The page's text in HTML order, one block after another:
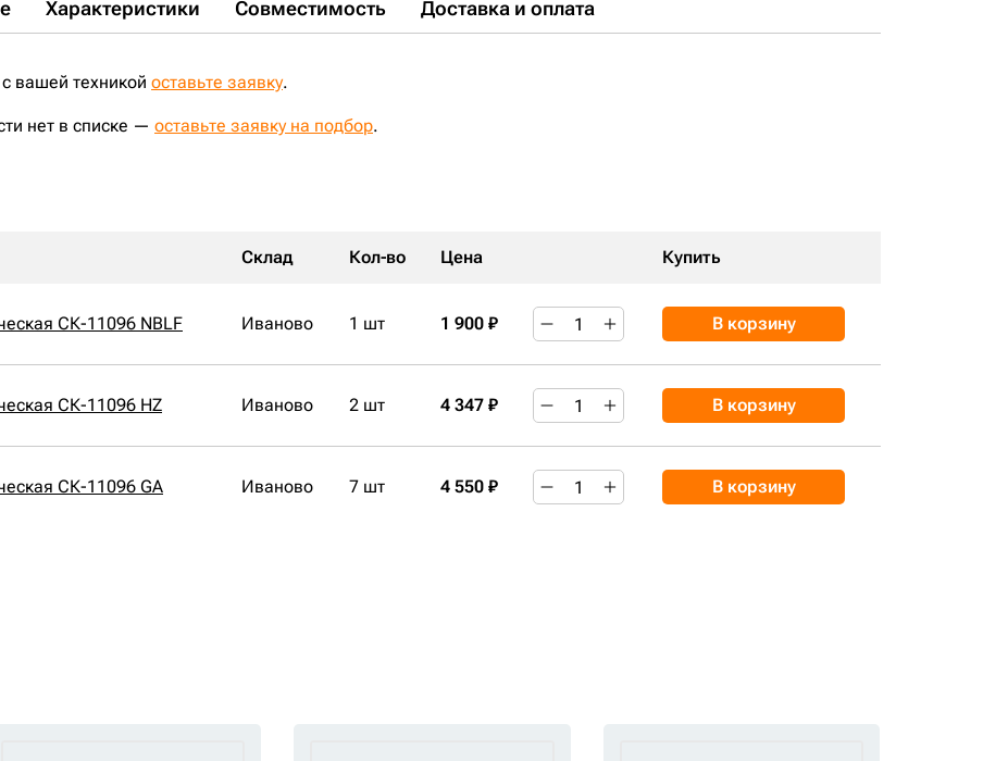
Характеристики Совместимость Доставка и оплата
вашей техникой оставьте заявку.
нет в списке — оставьте заявку на подбор.
Склад Кол-во Цена Купить
СК-11096 NBLF Иваново 1 шт 1 900 ₽ В корзину
СК-11096 HZ Иваново 2 шт 4 347 ₽ В корзину
СК-11096 GA Иваново 7 шт 4 550 ₽ В корзину